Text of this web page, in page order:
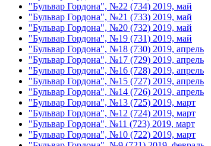
"Бульвар Гордона", №22 (734) 2019, май
"Бульвар Гордона", №21 (733) 2019, май
"Бульвар Гордона", №20 (732) 2019, май
"Бульвар Гордона", №19 (731) 2019, май
"Бульвар Гордона", №18 (730) 2019, апрель
"Бульвар Гордона", №17 (729) 2019, апрель
"Бульвар Гордона", №16 (728) 2019, апрель
"Бульвар Гордона", №15 (727) 2019, апрель
"Бульвар Гордона", №14 (726) 2019, апрель
"Бульвар Гордона", №13 (725) 2019, март
"Бульвар Гордона", №12 (724) 2019, март
"Бульвар Гордона", №11 (723) 2019, март
"Бульвар Гордона", №10 (722) 2019, март